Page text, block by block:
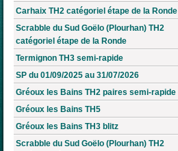
Carhaix TH2 catégoriel étape de la Ronde
Scrabble du Sud Goëlo (Plourhan) TH2
catégoriel étape de la Ronde
Termignon TH3 semi-rapide
SP du 01/09/2025 au 31/07/2026
Gréoux les Bains TH2 paires semi-rapide
Gréoux les Bains TH5
Gréoux les Bains TH3 blitz
Scrabble du Sud Goëlo (Plourhan) TH2